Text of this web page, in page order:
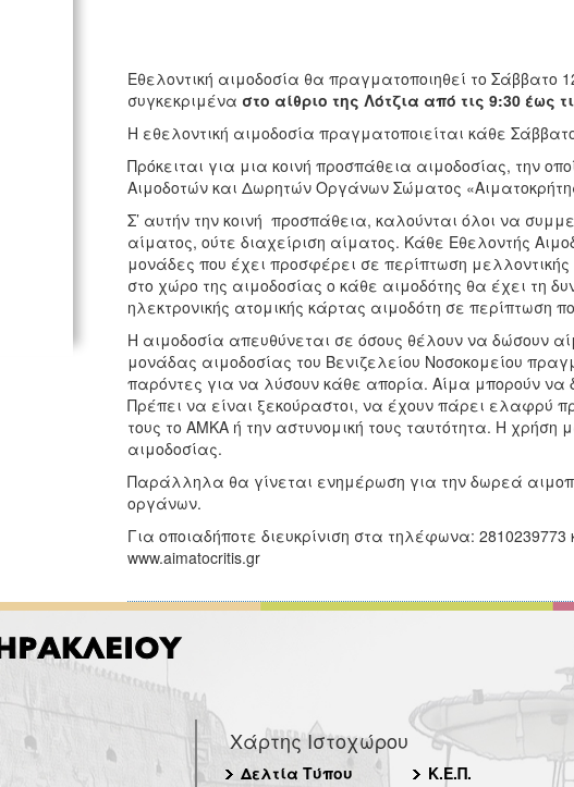
Εθελοντική αιμοδοσία θα πραγματοποιηθεί το Σάββατο
συγκεκριμένα στο αίθριο της Λότζια από τις 9:30 έως
Η εθελοντική αιμοδοσία πραγματοποιείται κάθε
Πρόκειται για μια κοινή προσπάθεια αιμοδοσίας, την
Αιμοδοτών και Δωρητών Οργάνων Σώματος
Σ’ αυτήν την κοινή προσπάθεια, καλούνται όλοι να
αίματος, ούτε διαχείριση αίματος. Κάθε Εθελοντής
μονάδες που έχει προσφέρει σε περίπτωση
στο χώρο της αιμοδοσίας ο κάθε αιμοδότης θα έχει τη
ηλεκτρονικής ατομικής κάρτας αιμοδότη σε περίπτωση
Η αιμοδοσία απευθύνεται σε όσους θέλουν να δώσουν
μονάδας αιμοδοσίας του Βενιζελείου Νοσοκομείου
παρόντες για να λύσουν κάθε απορία. Αίμα μπορούν να
Πρέπει να είναι ξεκούραστοι, να έχουν πάρει ελαφρύ
τους το ΑΜΚΑ ή την αστυνομική τους ταυτότητα. Η
αιμοδοσίας.
Παράλληλα θα γίνεται ενημέρωση για την δωρεά
οργάνων.
Για οποιαδήποτε διευκρίνιση στα τηλέφωνα: 2810239773
www.aimatocritis.gr
Χάρτης Ιστοχώρου
Δελτία Τύπου
Κ.Ε.Π.